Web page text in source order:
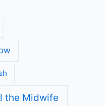
the Midwife